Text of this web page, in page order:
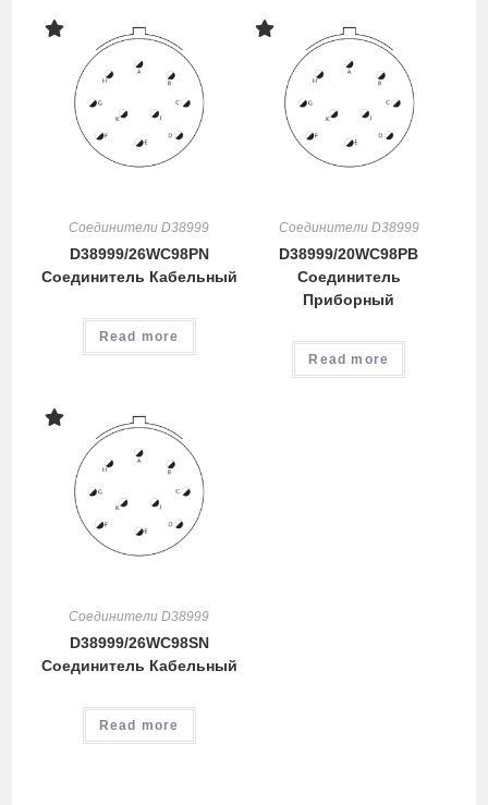
Соединители D38999
D38999/26WC98PN
Соединитель Кабельный
Read more
Соединители D38999
D38999/20WC98PB
Соединитель
Приборный
Read more
Соединители D38999
D38999/26WC98SN
Соединитель Кабельный
Read more